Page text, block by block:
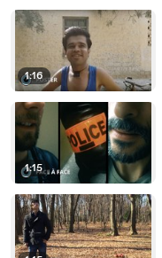
1:16
1:15